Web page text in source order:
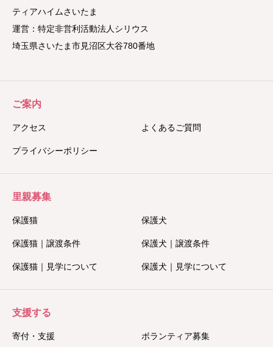
ティアハイムさいたま
運営：特定非営利活動法人シリウス
埼玉県さいたま市見沼区大谷780番地
ご案内
アクセス よくあるご質問
プライバシーポリシー
里親募集
保護猫 保護犬
保護猫｜譲渡条件 保護犬｜譲渡条件
保護猫｜見学について 保護犬｜見学について
支援する
寄付・支援 ボランティア募集